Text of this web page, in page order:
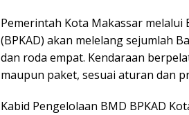
Pemerintah Kota Makassar melalui
(BPKAD) akan melelang sejumlah
dan roda empat. Kendaraan
maupun paket, sesuai aturan dan
Kabid Pengelolaan BMD BPKAD